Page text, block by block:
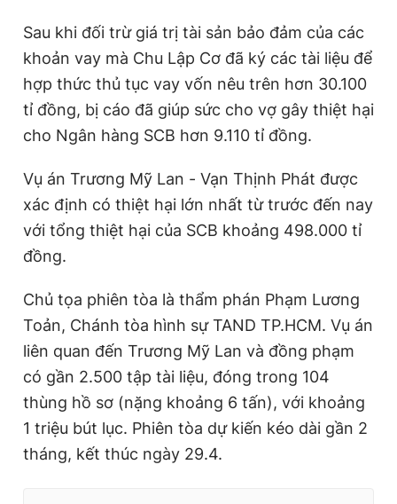
Sau khi đối trừ giá trị tài sản bảo đảm của các
khoản vay mà Chu Lập Cơ đã ký các tài liệu để
hợp thức thủ tục vay vốn nêu trên hơn 30.100
tỉ đồng, bị cáo đã giúp sức cho vợ gây thiệt hại
cho Ngân hàng SCB hơn 9.110 tỉ đồng.
Vụ án Trương Mỹ Lan - Vạn Thịnh Phát được
xác định có thiệt hại lớn nhất từ trước đến nay
với tổng thiệt hại của SCB khoảng 498.000 tỉ
đồng.
Chủ tọa phiên tòa là thẩm phán Phạm Lương
Toản, Chánh tòa hình sự TAND TP.HCM. Vụ án
liên quan đến Trương Mỹ Lan và đồng phạm
có gần 2.500 tập tài liệu, đóng trong 104
thùng hồ sơ (nặng khoảng 6 tấn), với khoảng
1 triệu bút lục. Phiên tòa dự kiến kéo dài gần 2
tháng, kết thúc ngày 29.4.